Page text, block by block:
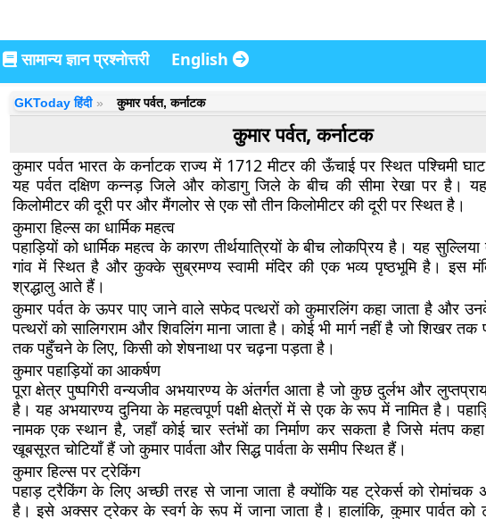
सामान्य ज्ञान प्रश्नोत्तरी English
GKToday हिंदी कुमार पर्वत, कर्नाटक
कुमार पर्वत, कर्नाटक
कुमार पर्वत भारत के कर्नाटक राज्य में 1712 मीटर की ऊँचाई पर स्थित पश्चिमी
यह पर्वत दक्षिण कन्नड़ जिले और कोडागु जिले के बीच की सीमा रेखा पर है।
किलोमीटर की दूरी पर और मैंगलोर से एक सौ तीन किलोमीटर की दूरी पर स्थित है।
कुमारा हिल्स का धार्मिक महत्व
पहाड़ियों को धार्मिक महत्व के कारण तीर्थयात्रियों के बीच लोकप्रिय है। यह
गांव में स्थित है और कुक्के सुब्रमण्य स्वामी मंदिर की एक भव्य पृष्ठभूमि है। इस
श्रद्धालु आते हैं।
कुमार पर्वत के ऊपर पाए जाने वाले सफेद पत्थरों को कुमारलिंग कहा जाता है और
पत्थरों को सालिगराम और शिवलिंग माना जाता है। कोई भी मार्ग नहीं है जो शिखर तक
तक पहुँचने के लिए, किसी को शेषनाथा पर चढ़ना पड़ता है।
कुमार पहाड़ियों का आकर्षण
पूरा क्षेत्र पुष्पगिरी वन्यजीव अभयारण्य के अंतर्गत आता है जो कुछ दुर्लभ और
है। यह अभयारण्य दुनिया के महत्वपूर्ण पक्षी क्षेत्रों में से एक के रूप में नामित है।
नामक एक स्थान है, जहाँ कोई चार स्तंभों का निर्माण कर सकता है जिसे मंतप
खूबसूरत चोटियाँ हैं जो कुमार पार्वता और सिद्ध पार्वता के समीप स्थित हैं।
कुमार हिल्स पर ट्रेकिंग
पहाड़ ट्रैकिंग के लिए अच्छी तरह से जाना जाता है क्योंकि यह ट्रेकर्स को रोमांचक
है। इसे अक्सर ट्रेकर के स्वर्ग के रूप में जाना जाता है। हालांकि, कुमार पार्वत को